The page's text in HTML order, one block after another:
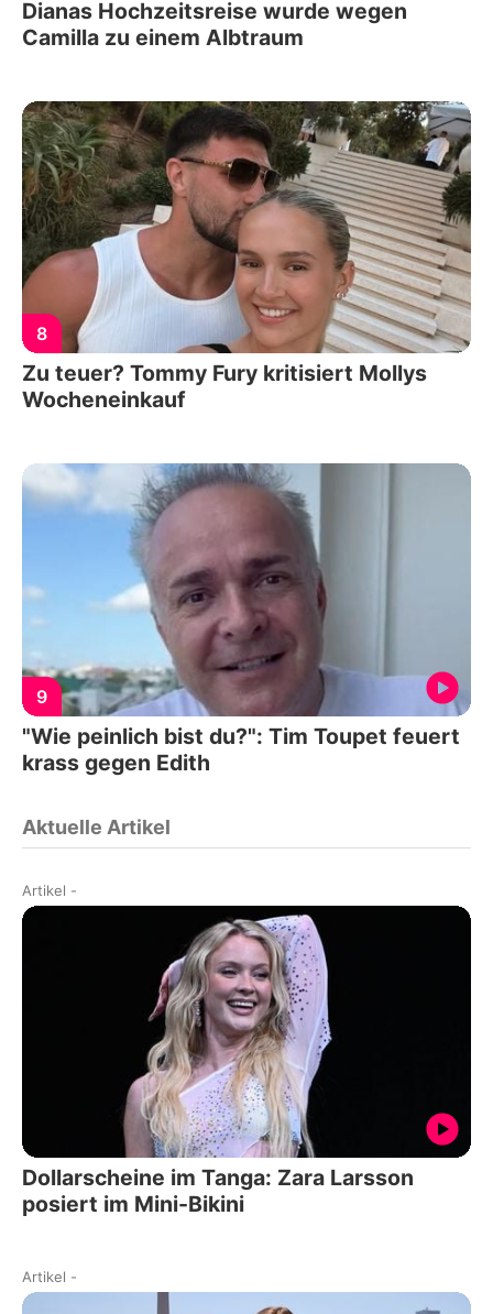
Dianas Hochzeitsreise wurde wegen
Camilla zu einem Albtraum
8
Zu teuer? Tommy Fury kritisiert Mollys
Wocheneinkauf
9
"Wie peinlich bist du?": Tim Toupet feuert
krass gegen Edith
Aktuelle Artikel
Artikel -
Dollarscheine im Tanga: Zara Larsson
posiert im Mini-Bikini
Artikel -